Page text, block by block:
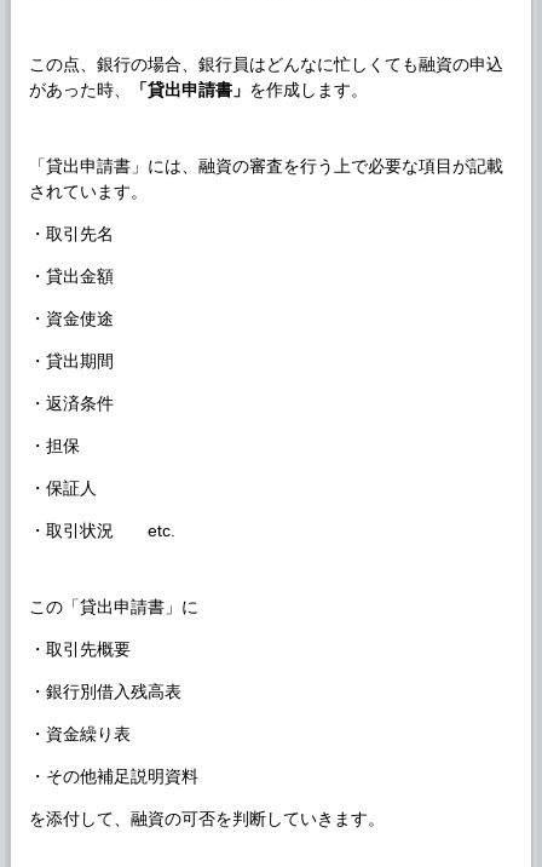
この点、銀行の場合、銀行員はどんなに忙しくても融資の申込
があった時、
「貸出申請書」 を作成します。
「貸出申請書」には、融資の審査を行う上で必要な項目が記載
されています。
・取引先名
・貸出金額
・資金使途
・貸出期間
・返済条件
・担保
・保証人
・取引状況 etc.
この「貸出申請書」に
・取引先概要
・銀行別借入残高表
・資金繰り表
・その他補足説明資料
を添付して、融資の可否を判断していきます。